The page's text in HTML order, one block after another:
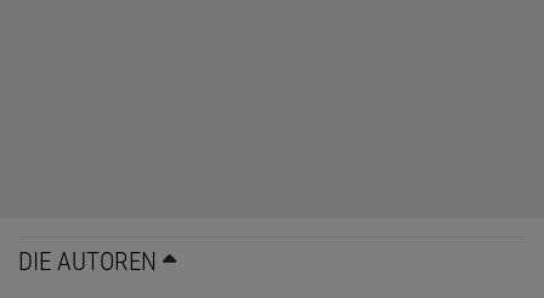
DIE AUTOREN